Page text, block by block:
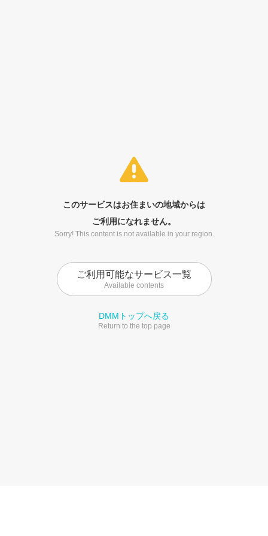
このサービスはお住まいの地域からは
ご利用になれません。
Sorry! This content is not available in your region.
ご利用可能なサービス一覧
Available contents
DMMトップへ戻る
Return to the top page